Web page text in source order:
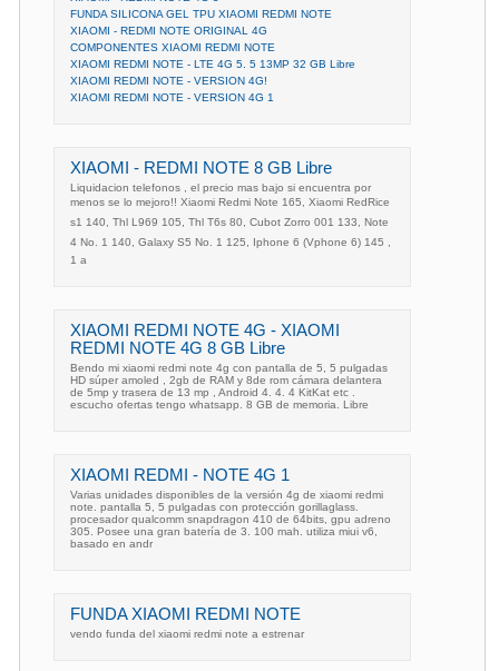
FUNDA SILICONA GEL TPU XIAOMI REDMI NOTE
XIAOMI - REDMI NOTE ORIGINAL 4G
COMPONENTES XIAOMI REDMI NOTE
XIAOMI REDMI NOTE - LTE 4G 5. 5 13MP 32 GB Libre
XIAOMI REDMI NOTE - VERSION 4G!
XIAOMI REDMI NOTE - VERSION 4G 1
XIAOMI - REDMI NOTE 8 GB Libre
Liquidacion telefonos , el precio mas bajo si encuentra por
menos se lo mejoro!! Xiaomi Redmi Note 165, Xiaomi RedRice
s1 140, Thl L969 105, Thl T6s 80, Cubot Zorro 001 133, Note
4 No. 1 140, Galaxy S5 No. 1 125, Iphone 6 (Vphone 6) 145 ,
1 a
XIAOMI REDMI NOTE 4G - XIAOMI
REDMI NOTE 4G 8 GB Libre
Bendo mi xiaomi redmi note 4g con pantalla de 5, 5 pulgadas
HD súper amoled , 2gb de RAM y 8de rom cámara delantera
de 5mp y trasera de 13 mp , Android 4. 4. 4 KitKat etc .
escucho ofertas tengo whatsapp. 8 GB de memoria. Libre
XIAOMI REDMI - NOTE 4G 1
Varias unidades disponibles de la versión 4g de xiaomi redmi
note. pantalla 5, 5 pulgadas con protección gorillaglass.
procesador qualcomm snapdragon 410 de 64bits, gpu adreno
305. Posee una gran batería de 3. 100 mah. utiliza miui v6,
basado en andr
FUNDA XIAOMI REDMI NOTE
vendo funda del xiaomi redmi note a estrenar